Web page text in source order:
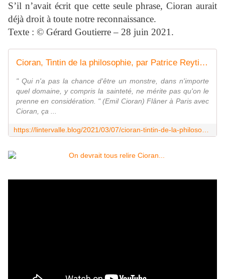
S’il n’avait écrit que cette seule phrase, Cioran aurait
déjà droit à toute notre reconnaissance.
Texte : © Gérard Goutierre – 28 juin 2021.
Cioran, Tintin de la philosophie, par Patrice Reytier, illustrateur
" Qui n'a pas la chance d'être un monstre, dans n'importe
quel domaine, y compris la sainteté, ne mérite pas qu'on le
prenne en considération. " (Emil Cioran) Flâner à Paris avec
Cioran, ça ...